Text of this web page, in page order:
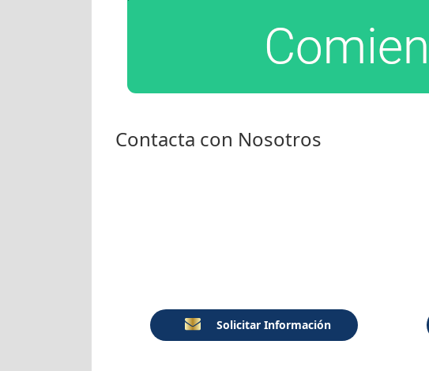
Contacta con Nosotros
Solicitar Información